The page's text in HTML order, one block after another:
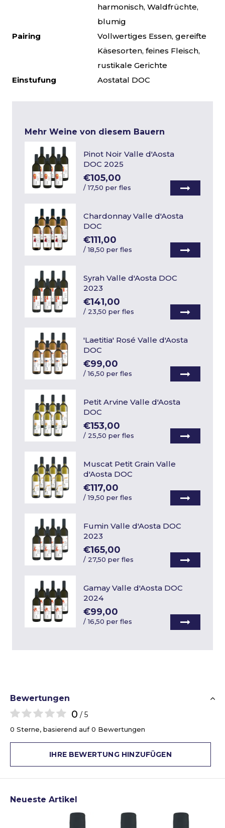
harmonisch, Waldfrüchte,
blumig
Pairing
Vollwertiges Essen, gereifte
Käsesorten, feines Fleisch,
rustikale Gerichte
Einstufung
Aostatal DOC
Mehr Weine von diesem Bauern
Pinot Noir Valle d'Aosta
DOC 2025
€105,00
/17,50 per fles
Chardonnay Valle d'Aosta
DOC
€111,00
/18,50 per fles
Syrah Valle d'Aosta DOC
2023
€141,00
/ 23,50 per fles
'Laetitia' Rosé Valle d'Aosta
DOC
€99,00
/16,50 per fles
Petit Arvine Valle d'Aosta
DOC
€153,00
/ 25,50 per fles
Muscat Petit Grain Valle
d'Aosta DOC
€117,00
/19,50 per fles
Fumin Valle d'Aosta DOC
2023
€165,00
/ 27,50 per fles
Gamay Valle d'Aosta DOC
2024
€99,00
/16,50 per fles
Bewertungen
0 / 5
0 Sterne, basierend auf 0 Bewertungen
IHRE BEWERTUNG HINZUFÜGEN
Neueste Artikel